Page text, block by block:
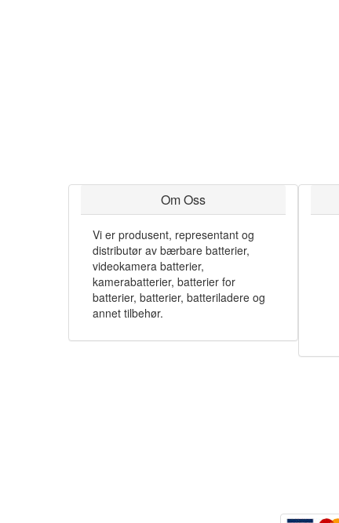
Om Oss
Vi er produsent, representant og
distributør av bærbare batterier,
videokamera batterier,
kamerabatterier, batterier for
batterier, batterier, batteriladere og
annet tilbehør.